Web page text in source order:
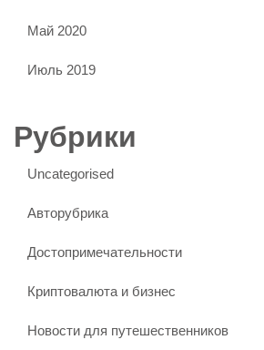
Май 2020
Июль 2019
Рубрики
Uncategorised
Авторубрика
Достопримечательности
Криптовалюта и бизнес
Новости для путешественников